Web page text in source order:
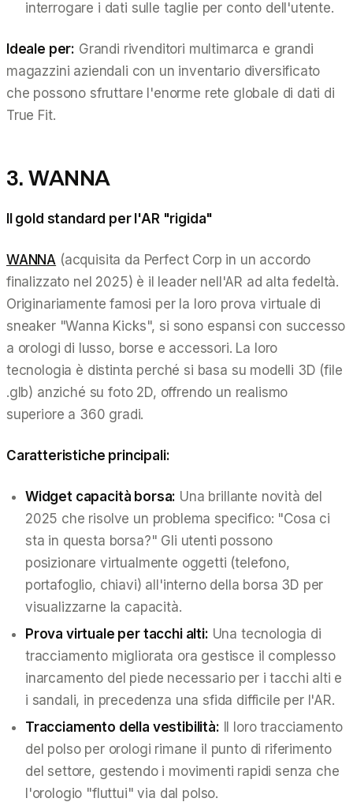
interrogare i dati sulle taglie per conto dell'utente.
Ideale per: Grandi rivenditori multimarca e grandi
magazzini aziendali con un inventario diversificato
che possono sfruttare l'enorme rete globale di dati di
True Fit.
3. WANNA
Il gold standard per l'AR "rigida"
WANNA (acquisita da Perfect Corp in un accordo
finalizzato nel 2025) è il leader nell'AR ad alta fedeltà.
Originariamente famosi per la loro prova virtuale di
sneaker "Wanna Kicks", si sono espansi con successo
a orologi di lusso, borse e accessori. La loro
tecnologia è distinta perché si basa su modelli 3D (file
.glb) anziché su foto 2D, offrendo un realismo
superiore a 360 gradi.
Caratteristiche principali:
Widget capacità borsa: Una brillante novità del
2025 che risolve un problema specifico: "Cosa ci
sta in questa borsa?" Gli utenti possono
posizionare virtualmente oggetti (telefono,
portafoglio, chiavi) all'interno della borsa 3D per
visualizzarne la capacità.
Prova virtuale per tacchi alti: Una tecnologia di
tracciamento migliorata ora gestisce il complesso
inarcamento del piede necessario per i tacchi alti e
i sandali, in precedenza una sfida difficile per l'AR.
Tracciamento della vestibilità: Il loro tracciamento
del polso per orologi rimane il punto di riferimento
del settore, gestendo i movimenti rapidi senza che
l'orologio "fluttui" via dal polso.